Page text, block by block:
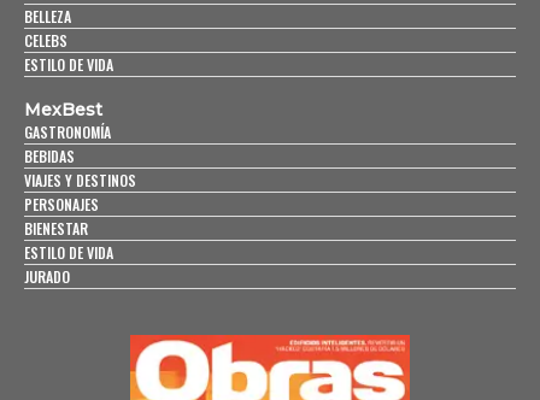
BELLEZA
CELEBS
ESTILO DE VIDA
MexBest
GASTRONOMÍA
BEBIDAS
VIAJES Y DESTINOS
PERSONAJES
BIENESTAR
ESTILO DE VIDA
JURADO